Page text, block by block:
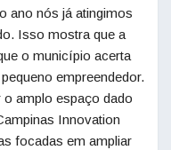
ano nós já atingimos
Isso mostra que a
o município acerta
empreendedor.
amplo espaço dado
Innovation
focadas em ampliar